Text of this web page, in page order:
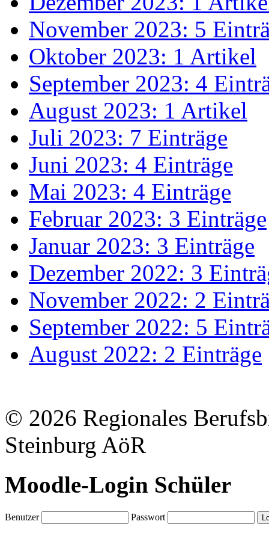
November 2023: 5
Oktober 2023: 1 Artikel
September 2023: 4
August 2023: 1 Artikel
Juli 2023: 7 Einträge
Juni 2023: 4 Einträge
Mai 2023: 4 Einträge
Februar 2023: 3 Einträge
Januar 2023: 3 Einträge
Dezember 2022: 3
November 2022: 2
September 2022: 5
August 2022: 2 Einträge
© 2026 Regionales
Steinburg AöR
Moodle-Login Schüler
Benutzer Passwort